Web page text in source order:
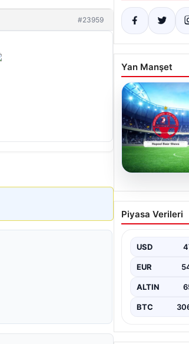
#23959
Yan Manşet
04.08.2026
CANLI |
Sheva –
Piyasa Verileri
USD
EUR
ALTIN
BTC